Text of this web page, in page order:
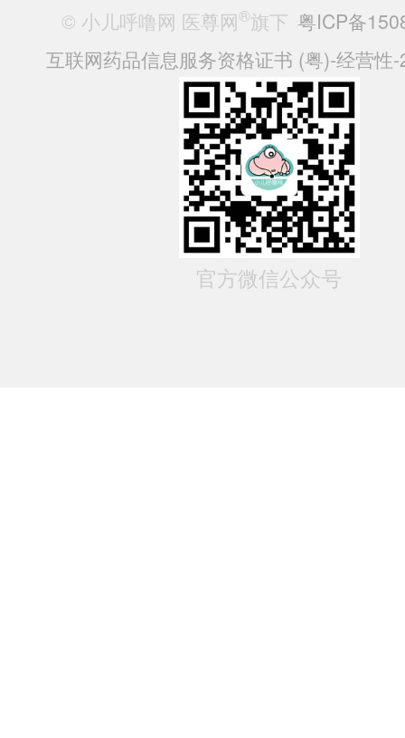
© 小儿呼噜网 医尊网®旗下 粤ICP备
互联网药品信息服务资格证书 (粤)-经营性
官方微信公众号